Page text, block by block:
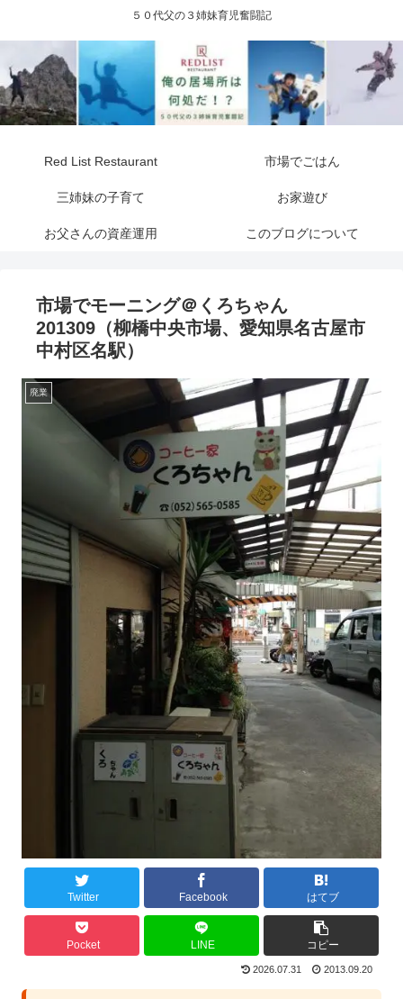
５０代父の３姉妹育児奮闘記
Red List Restaurant 市場でごはん
三姉妹の子育て お家遊び
お父さんの資産運用 このブログについて
市場でモーニング＠くろちゃん
201309（柳橋中央市場、愛知県名古屋市
中村区名駅）
廃業
Twitter Facebook はてブ
Pocket LINE コピー
2026.07.31 2013.09.20